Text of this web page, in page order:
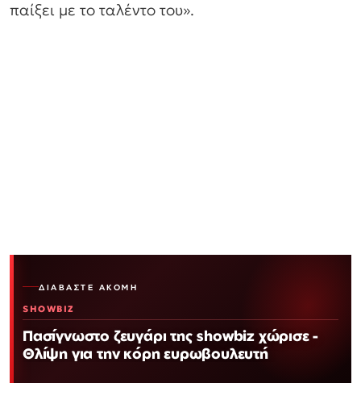
παίξει με το ταλέντο του».
ΔΙΑΒΆΣΤΕ ΑΚΌΜΗ
SHOWBIZ
Πασίγνωστο ζευγάρι της showbiz χώρισε -
Θλίψη για την κόρη ευρωβουλευτή